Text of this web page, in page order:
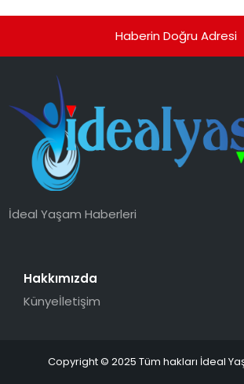
Haberin Doğru Adresi
İdeal Yaşam Haberleri
Hakkımızda
Künyeİletişim
Copyright © 2025 Tüm hakları İdeal